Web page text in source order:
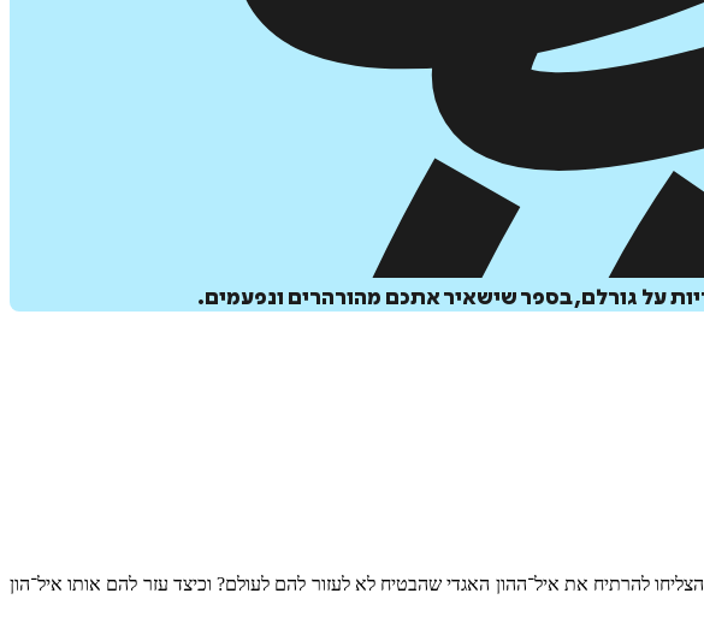
על גורלם, בספר שישאיר אתכם מהורהרים ונפעמים.
להרתיח את איל־ההון האגדי שהבטיח לא לעזור להם לעולם? וכיצד עזר להם אותו איל־הון